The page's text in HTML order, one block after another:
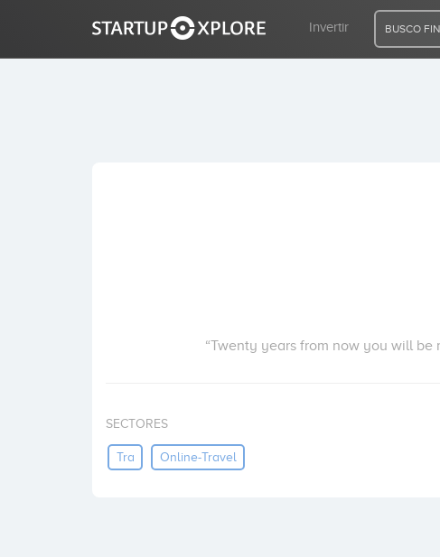
Invertir BUSCO
“Twenty years from now you will be
SECTORES
Tra Online-Travel